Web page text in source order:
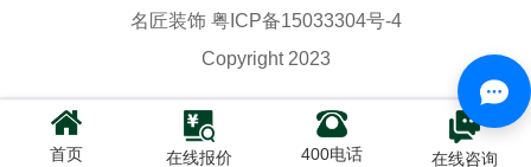
名匠装饰 粤ICP备15033304号-4
Copyright 2023
首页 在线报价 400电话 在线咨询